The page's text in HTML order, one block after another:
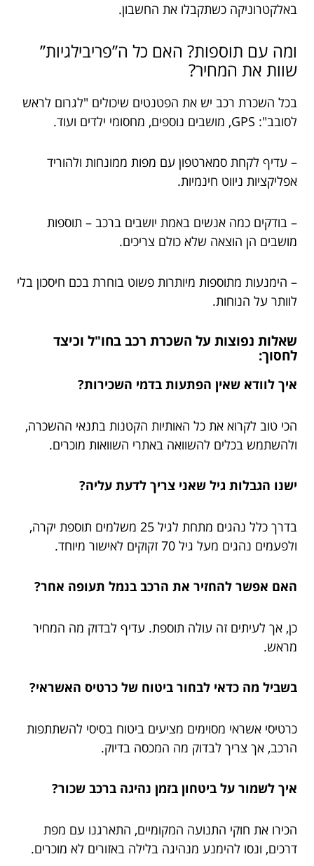
באלקטרוניקה כשתקבלו את החשבון.
ומה עם תוספות? האם כל ה’’פריבילגיות’’
שוות את המחיר?
בכל השכרת רכב יש את הפטנטים שיכולים "לגרום לראש
לסובב": GPS, מושבים נוספים, מחסומי ילדים ועוד.
– עדיף לקחת סמארטפון עם מפות ממונחות ולהוריד
אפליקציות ניווט חינמיות.
– בודקים כמה אנשים באמת יושבים ברכב – תוספות
מושבים הן הוצאה שלא כולם צריכים.
– הימנעות מתוספות מיותרות פשוט בוחרת בכם חיסכון בלי
לוותר על הנוחות.
שאלות נפוצות על השכרת רכב בחו"ל וכיצד
לחסוך:
איך לוודא שאין הפתעות בדמי השכירות?
הכי טוב לקרוא את כל האותיות הקטנות בתנאי ההשכרה,
ולהשתמש בכלים להשוואה באתרי השוואות מוכרים.
ישנו הגבלות גיל שאני צריך לדעת עליה?
בדרך כלל נהגים מתחת לגיל 25 משלמים תוספת יקרה,
ולפעמים נהגים מעל גיל 70 זקוקים לאישור מיוחד.
האם אפשר להחזיר את הרכב בנמל תעופה אחר?
כן, אך לעיתים זה עולה תוספת. עדיף לבדוק מה המחיר
מראש.
בשביל מה כדאי לבחור ביטוח של כרטיס האשראי?
כרטיסי אשראי מסוימים מציעים ביטוח בסיסי להשתתפות
הרכב, אך צריך לבדוק מה המכסה בדיוק.
איך לשמור על ביטחון בזמן נהיגה ברכב שכור?
הכירו את חוקי התנועה המקומיים, התארגנו עם מפת
דרכים, ונסו להימנע מנהיגה בלילה באזורים לא מוכרים.